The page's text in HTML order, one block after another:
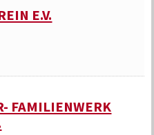
E.V.
FAMILIENWERK